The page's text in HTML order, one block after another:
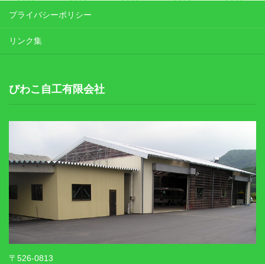
プライバシーポリシー
リンク集
びわこ自工有限会社
〒526-0813